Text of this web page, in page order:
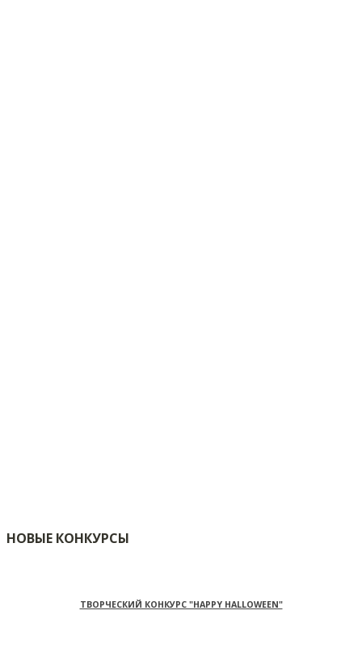
НОВЫЕ КОНКУРСЫ
ТВОРЧЕСКИЙ КОНКУРС "HAPPY HALLOWEEN"